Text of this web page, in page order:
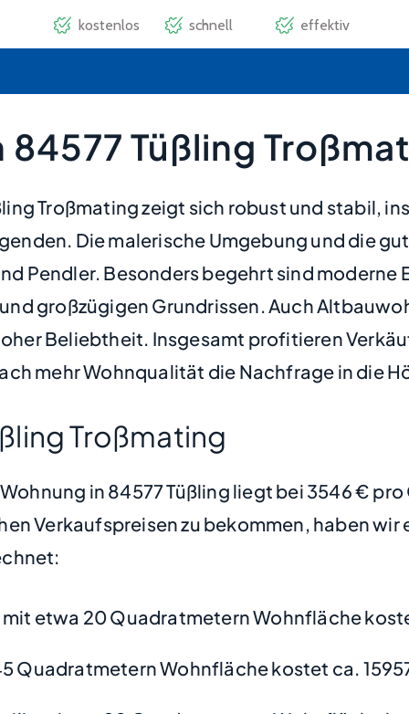
Tüßling
Troßmating zeigt sich robust und stabil,
Die malerische Umgebung und die
Pendler. Besonders begehrt sind
großzügigen Grundrissen. Auch
Beliebtheit. Insgesamt profitieren
mehr Wohnqualität die Nachfrage in die
Troßmating
in 84577 Tüßling liegt bei 3546 €
Verkaufspreisen zu bekommen, haben
mit etwa 20 Quadratmetern Wohnfläche
Quadratmetern Wohnfläche kostet ca.